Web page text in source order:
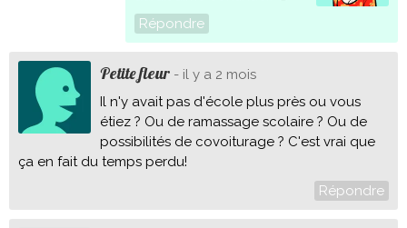
Répondre
Petite fleur - il y a 2 mois
Il n'y avait pas d'école plus près ou vous
étiez ? Ou de ramassage scolaire ? Ou de
possibilités de covoiturage ? C'est vrai que
ça en fait du temps perdu!
Répondre